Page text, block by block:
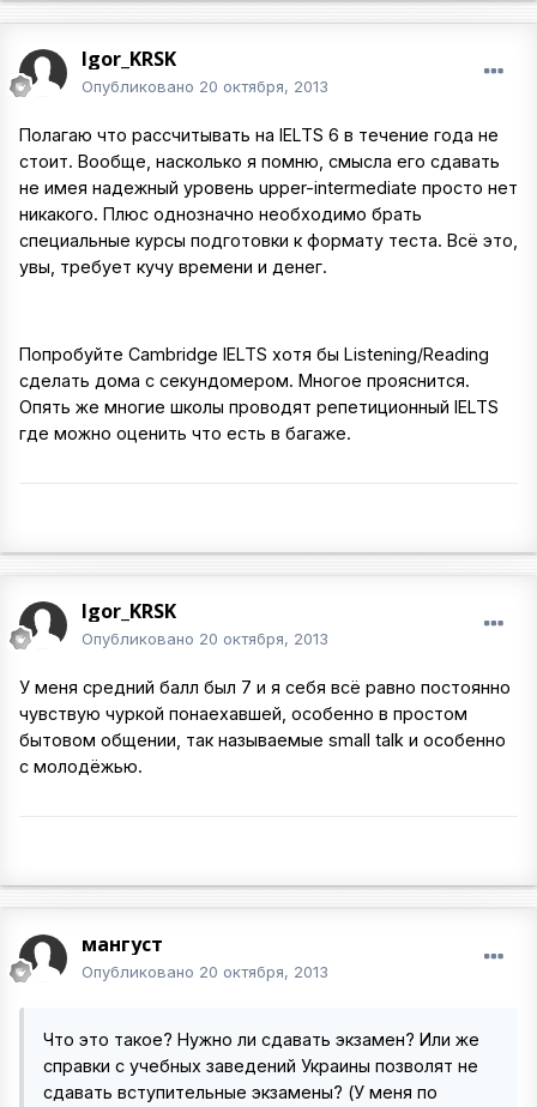
Igor_KRSK
Опубликовано 20 октября, 2013
Полагаю что рассчитывать на IELTS 6 в течение года не
стоит. Вообще, насколько я помню, смысла его сдавать
не имея надежный уровень upper-intermediate просто нет
никакого. Плюс однозначно необходимо брать
специальные курсы подготовки к формату теста. Всё это,
увы, требует кучу времени и денег.
Попробуйте Cambridge IELTS хотя бы Listening/Reading
сделать дома с секундомером. Многое прояснится.
Опять же многие школы проводят репетиционный IELTS
где можно оценить что есть в багаже.
Igor_KRSK
Опубликовано 20 октября, 2013
У меня средний балл был 7 и я себя всё равно постоянно
чувствую чуркой понаехавшей, особенно в простом
бытовом общении, так называемые small talk и особенно
с молодёжью.
мангуст
Опубликовано 20 октября, 2013
Что это такое? Нужно ли сдавать экзамен? Или же
справки с учебных заведений Украины позволят не
сдавать вступительные экзамены? (У меня по